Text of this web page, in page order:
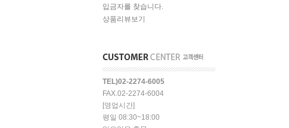
입금자를 찾습니다.
상품리뷰보기
TEL)02-2274-6005
FAX.02-2274-6004
[영업시간]
평일 08:30~18:00